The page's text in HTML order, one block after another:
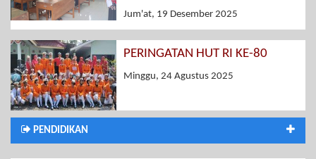
Jum'at, 19 Desember 2025
PERINGATAN HUT RI KE-80
Minggu, 24 Agustus 2025
PENDIDIKAN